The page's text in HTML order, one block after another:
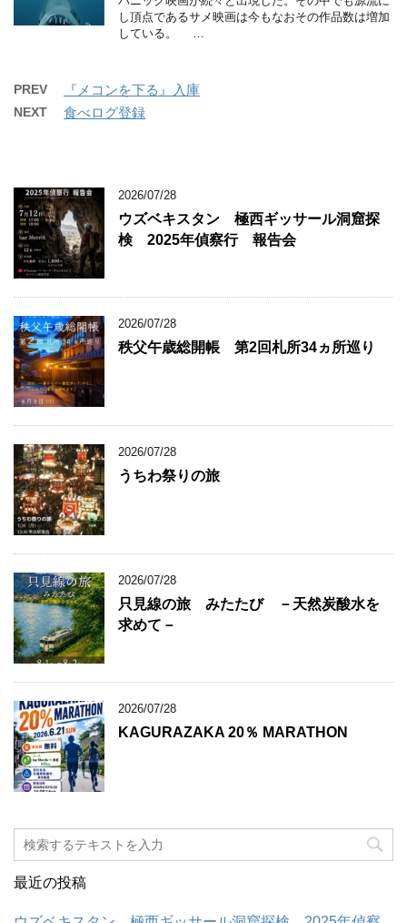
し頂点であるサメ映画は今もなおその作品数は増加
している。 …
PREV 『メコンを下る』入庫
NEXT 食べログ登録
2026/07/28
ウズベキスタン 極西ギッサール洞窟探
検 2025年偵察行 報告会
2026/07/28
秩父午歳総開帳 第2回札所34ヵ所巡り
2026/07/28
うちわ祭りの旅
2026/07/28
只見線の旅 みたたび －天然炭酸水を
求めて－
2026/07/28
KAGURAZAKA 20％ MARATHON
最近の投稿